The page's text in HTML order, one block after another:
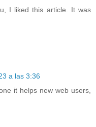
I liked this article. It was
a las 3:36
it helps new web users,